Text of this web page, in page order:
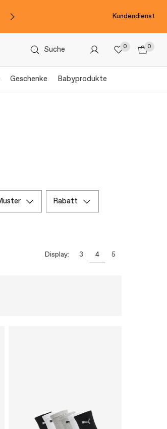
Kundendienst
Suche 0 0
Geschenke Babyprodukte
muster rabatt
Display: 3 4 5